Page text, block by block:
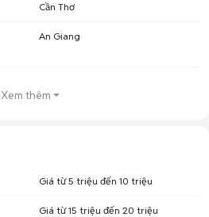
Cần Thơ
An Giang
Xem thêm
Giá từ 5 triệu đến 10 triệu
Giá từ 15 triệu đến 20 triệu